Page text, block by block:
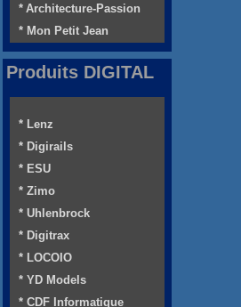
* Architecture-Passion
* Mon Petit Jean
Produits DIGITAL
* Lenz
* Digirails
* ESU
* Zimo
* Uhlenbrock
* Digitrax
* LOCOIO
* YD Models
* CDF Informatique